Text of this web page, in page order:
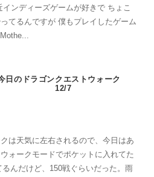
ンディーズゲームが好きで ちょこ
てるんですが 僕もプレイしたゲーム
日のドラゴンクエストウォーク
12/7
は天気に左右されるので、今日はあ
ォークモードでポケットに入れてた
んだけど、150戦ぐらいだった。雨